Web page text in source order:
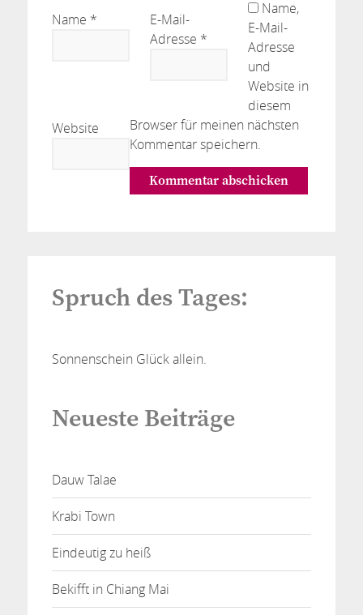
Name *
E-Mail-
Adresse *
Website
Name,
E-Mail-
Adresse
und
Website in
diesem
Browser für meinen nächsten
Kommentar speichern.
Spruch des Tages:
Sonnenschein Glück allein.
Neueste Beiträge
Dauw Talae
Krabi Town
Eindeutig zu heiß
Bekifft in Chiang Mai